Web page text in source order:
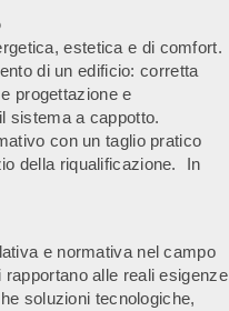
estetica e di comfort.
di un edificio: corretta
progettazione e
sistema a cappotto.
con un taglio pratico
della riqualificazione. In
e normativa nel campo
alle reali esigenze
soluzioni tecnologiche,